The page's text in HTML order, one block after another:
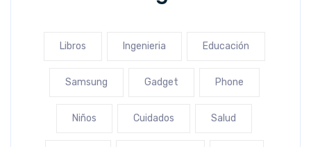
Libros Ingenieria Educación
Samsung Gadget Phone
Niños Cuidados Salud